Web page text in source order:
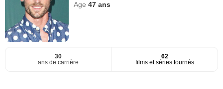
Age47 ans
30
ans de carrière
62
films et séries tournés